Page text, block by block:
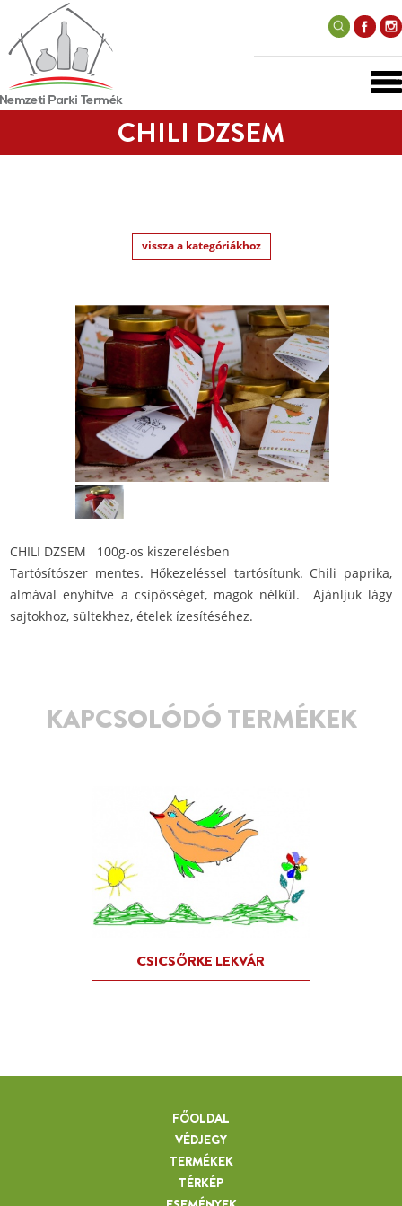
CHILI DZSEM
vissza a kategóriákhoz
CHILI DZSEM 100g-os kiszerelésben
Tartósítószer mentes. Hőkezeléssel tartósítunk. Chili paprika,
almával enyhítve a csípősséget, magok nélkül. Ajánljuk lágy
sajtokhoz, sültekhez, ételek ízesítéséhez.
KAPCSOLÓDÓ TERMÉKEK
FŐOLDAL
VÉDJEGY
TERMÉKEK
TÉRKÉP